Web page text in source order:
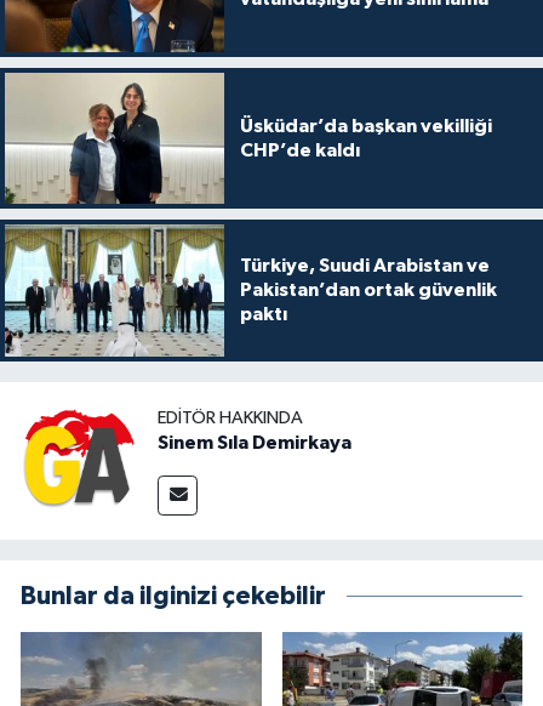
Üsküdar’da başkan vekilliği
CHP’de kaldı
Türkiye, Suudi Arabistan ve
Pakistan’dan ortak güvenlik
paktı
EDITÖR HAKKINDA
Sinem Sıla Demirkaya
Bunlar da ilginizi çekebilir